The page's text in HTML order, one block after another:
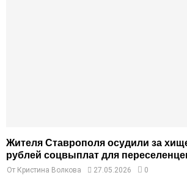
Жителя Ставрополя осудили за
рублей соцвыплат для
От Кристина Волкова 27.05.2026 0